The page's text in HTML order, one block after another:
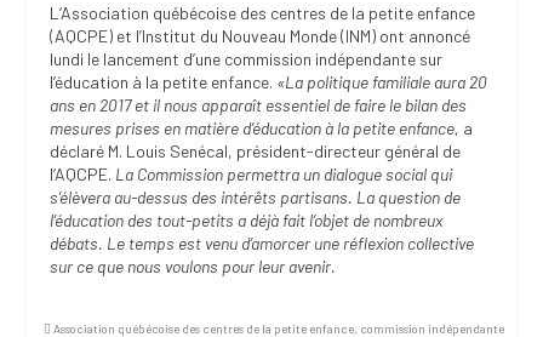
L’Association québécoise des centres de la petite enfance
(AQCPE) et l’Institut du Nouveau Monde (INM) ont annoncé
lundi le lancement d’une commission indépendante sur
l’éducation à la petite enfance. «La politique familiale aura 20
ans en 2017 et il nous apparaît essentiel de faire le bilan des
mesures prises en matière d’éducation à la petite enfance, a
déclaré M. Louis Senécal, président-directeur général de
l’AQCPE. La Commission permettra un dialogue social qui
s’élèvera au-dessus des intérêts partisans. La question de
l’éducation des tout-petits a déjà fait l’objet de nombreux
débats. Le temps est venu d’amorcer une réflexion collective
sur ce que nous voulons pour leur avenir.
Association québécoise des centres de la petite enfance, commission indépendante